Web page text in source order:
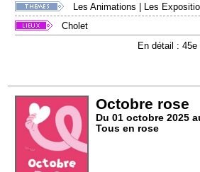
Les Animations | Les
Cholet
En détail :
Octobre rose
Du 01 octobre 2025
Tous en rose